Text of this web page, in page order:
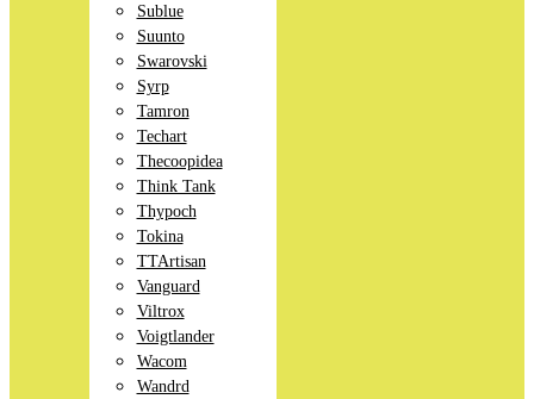
Sublue
Suunto
Swarovski
Syrp
Tamron
Techart
Thecoopidea
Think Tank
Thypoch
Tokina
TTArtisan
Vanguard
Viltrox
Voigtlander
Wacom
Wandrd